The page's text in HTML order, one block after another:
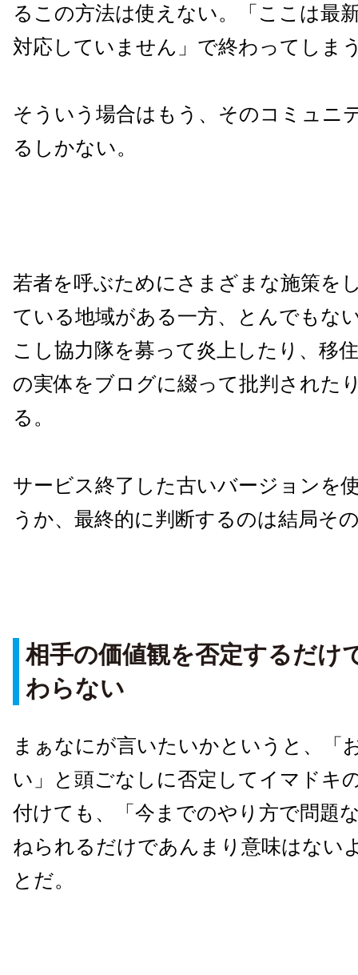
るこの方法は使えない。「ここは最
対応していません」で終わってしま
そういう場合はもう、そのコミュニ
るしかない。
若者を呼ぶためにさまざまな施策を
ている地域がある一方、とんでもな
こし協力隊を募って炎上したり、移
の実体をブログに綴って批判された
る。
サービス終了した古いバージョンを
うか、最終的に判断するのは結局そ
相手の価値観を否定するだけ
わらない
まぁなにが言いたいかというと、「
い」と頭ごなしに否定してイマドキ
付けても、「今までのやり方で問題
ねられるだけであんまり意味はない
とだ。